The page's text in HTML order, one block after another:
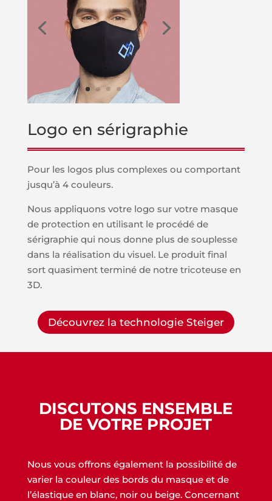
Logo en sérigraphie
Pour les logos plus complexes ou comportant
jusqu’à 4 couleurs.
Nous appliquons votre logo sur votre masque
de protection en utilisant le procédé de
sérigraphie qui nous donne plus de souplesse
dans la réalisation du visuel. Le produit final
sort quasiment terminé de notre tricoteuse en
3D.
Découvrez la technologie Steiger
DISCUTONS ENSEMBLE
DE VOTRE PROJET
Nous vous offrons également la possibilité de
varier la couleur des bords du masque et de
l’élastique en blanc, noir ou beige. Concernant